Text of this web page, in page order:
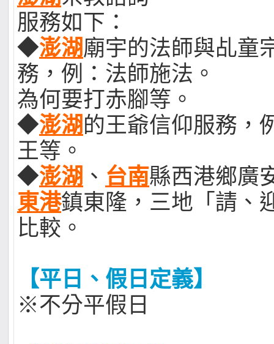
服務如下：
◆澎湖廟宇的法師與乩童
務，例：法師施法。
為何要打赤腳等。
◆澎湖的王爺信仰服務，
王等。
◆澎湖 、 台南縣西港鄉廣
東港鎮東隆，三地「請、
比較。
【平日、假日定義】
※不分平假日